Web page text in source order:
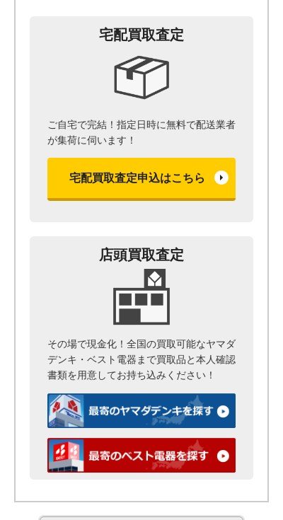
宅配買取査定
ご自宅で完結！指定日時に無料で配送業者
が集荷に伺います！
宅配買取査定申込はこちら
店頭買取査定
その場で現金化！全国の買取可能なヤマダ
デンキ・ベスト電器まで買取品と本人確認
書類を用意してお持ち込みください！